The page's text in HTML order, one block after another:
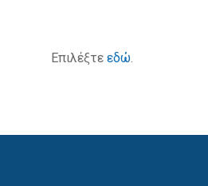
Επιλέξτε εδώ.